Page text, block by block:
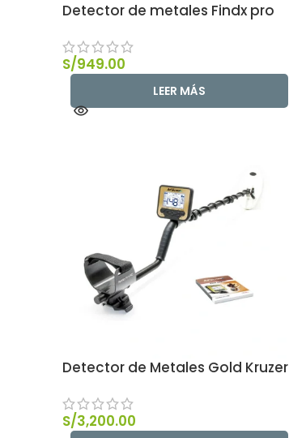
Detector de metales Findx pro
S/949.00
LEER MÁS
Detector de Metales Gold Kruzer
S/3,200.00